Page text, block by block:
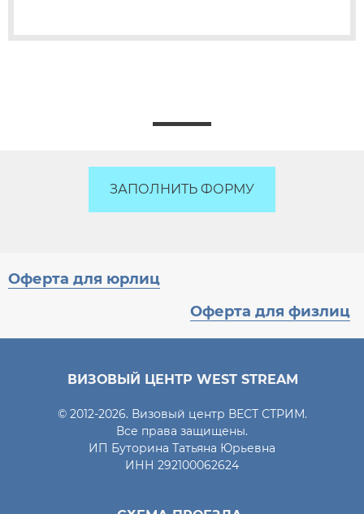
ЗАПОЛНИТЬ ФОРМУ
Оферта для юрлиц
Оферта для физлиц
© 2012-2026. Визовый центр ВЕСТ СТРИМ.
Все права защищены.
ИП Буторина Татьяна Юрьевна
ИНН 292100062624
ВИЗОВЫЙ ЦЕНТР WEST STREAM